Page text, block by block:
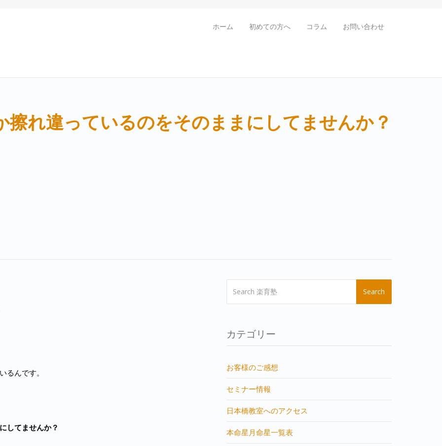
ホーム 初めての方へ コラム お問い合わせ
擦れ違っているのをそのままにしてませんか？
るんです。
してませんか？
Search
カテゴリー
お客様のご感想
セミナー情報
日本橋教室へのアクセス
本命星月命星一覧表